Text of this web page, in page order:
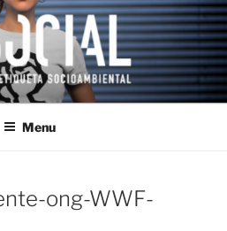
Menu
ong-WWF-